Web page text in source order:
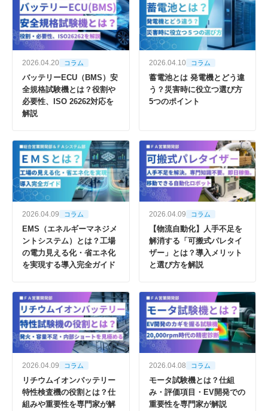
2026.04.20 コラム
バッテリーECU（BMS）安
全規格試験機とは？役割や
必要性、ISO 26262対応を
解説
2026.04.10 コラム
蓄電池とは 発電機とどう違
う？災害時に役立つ選び方
5つのポイント
2026.04.09 コラム
EMS（エネルギーマネジメ
ントシステム）とは？工場
の電力見える化・省エネ化
を実現する導入完全ガイド
2026.04.09 コラム
【物流自動化】人手不足を
解消する「可搬式パレタイ
ザー」とは？導入メリット
と選び方を解説
2026.04.09 コラム
リチウムイオンバッテリー
特性検査機の役割とは？仕
組みや重要性を専門家が解
2026.04.08 コラム
モータ試験機とは？仕組
み・評価項目・EV開発での
重要性を専門家が解説